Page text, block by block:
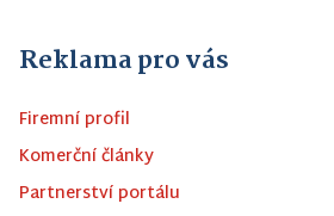
Reklama pro vás
Firemní profil
Komerční články
Partnerství portálu